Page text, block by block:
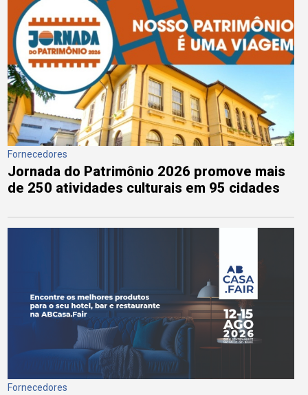
Fornecedores
Jornada do Patrimônio 2026 promove mais
de 250 atividades culturais em 95 cidades
Fornecedores